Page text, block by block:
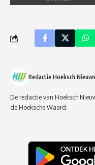
Redactie Hoeksch Nieuws
De redactie van Hoeksch
de Hoeksche Waard.